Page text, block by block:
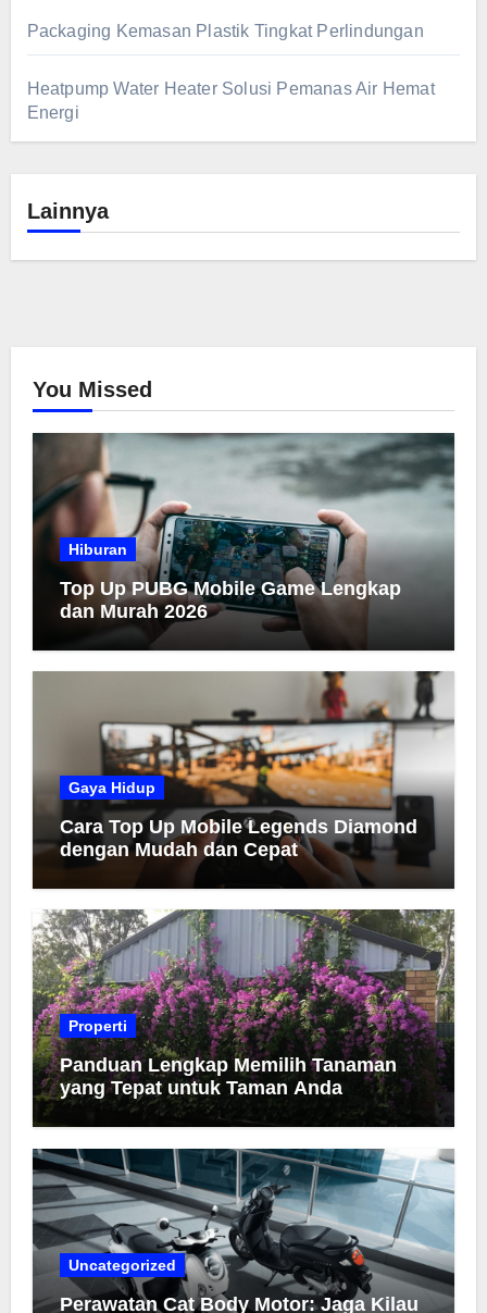
Packaging Kemasan Plastik Tingkat Perlindungan
Heatpump Water Heater Solusi Pemanas Air Hemat
Energi
Lainnya
You Missed
Hiburan
Top Up PUBG Mobile Game Lengkap
dan Murah 2026
Gaya Hidup
Cara Top Up Mobile Legends Diamond
dengan Mudah dan Cepat
Properti
Panduan Lengkap Memilih Tanaman
yang Tepat untuk Taman Anda
Uncategorized
Perawatan Cat Body Motor: Jaga Kilau